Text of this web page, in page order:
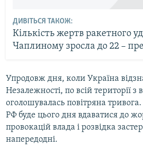
ДИВІТЬСЯ ТАКОЖ:
Кількість жертв ракетного
Чаплиному зросла до 22 –
Упродовж дня, коли Україна
Незалежності, по всій території
оголошувалась повітряна
РФ буде цього дня вдаватися до
провокацій влада і розвідка
напередодні.